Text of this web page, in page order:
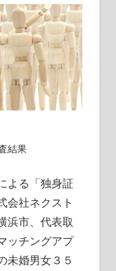
結果
よる「独身証
会社ネクスト
浜市、代表取
ッチングアプ
未婚男女３５